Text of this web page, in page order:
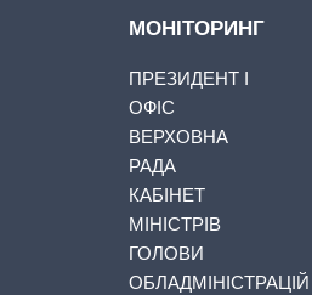
МОНІТОРИНГ
ПРЕЗИДЕНТ І
ОФІС
ВЕРХОВНА
РАДА
КАБІНЕТ
МІНІСТРІВ
ГОЛОВИ
ОБЛАДМІНІСТРАЦІЙ